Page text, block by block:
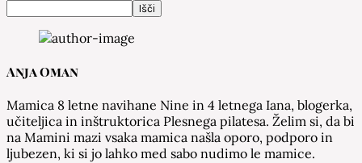
Išči
Anja Oman
Mamica 8 letne navihane Nine in 4 letnega Iana, blogerka,
učiteljica in inštruktorica Plesnega pilatesa. Želim si, da bi
na Mamini mazi vsaka mamica našla oporo, podporo in
ljubezen, ki si jo lahko med sabo nudimo le mamice.